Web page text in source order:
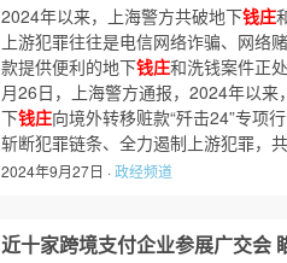
2024年以来，上海警方共破地下钱庄
上游犯罪往往是电信网络诈骗、网
款提供便利的地下钱庄和洗钱案件正
月26日，上海警方通报，2024年以
下钱庄向境外转移赃款“歼击24”专项
斩断犯罪链条、全力遏制上游犯罪，
2024年9月27日 ·政经频道
近十家跨境支付企业参展广交会